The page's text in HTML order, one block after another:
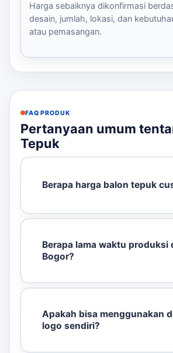
Harga sebaiknya dikonfirmasi
desain, jumlah, lokasi, dan
atau pemasangan.
FAQ PRODUK
Pertanyaan umum
Tepuk
Berapa harga balon tepuk
Berapa lama waktu produksi
Bogor?
Apakah bisa menggunakan
logo sendiri?